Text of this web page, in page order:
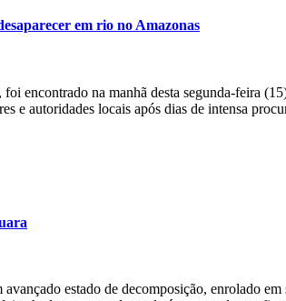
em rio no Amazonas
encontrado na manhã desta segunda-feira
e autoridades locais após dias de intensa
estado de decomposição, enrolado